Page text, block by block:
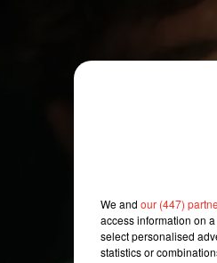
We and our (447)
access information on
select personalised
statistics or